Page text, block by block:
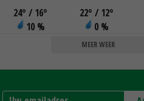
24° / 16°
10 %
22° / 12°
0 %
MEER WEER